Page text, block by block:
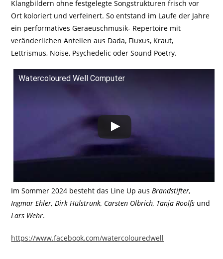
Klangbildern ohne festgelegte Songstrukturen frisch vor
Ort koloriert und verfeinert. So entstand im Laufe der Jahre
ein performatives Geraeuschmusik- Repertoire mit
veränderlichen Anteilen aus Dada, Fluxus, Kraut,
Lettrismus, Noise, Psychedelic oder Sound Poetry.
Watercoloured Well Computer
Im Sommer 2024 besteht das Line Up ausBrandstifter,
Ingmar Ehler, Dirk Hülstrunk, Carsten Olbrich, Tanja Roolfs und
Lars Wehr.
https://www.facebook.com/watercolouredwell